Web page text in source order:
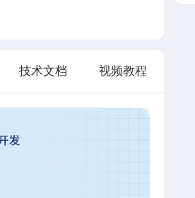
技术文档 视频教程